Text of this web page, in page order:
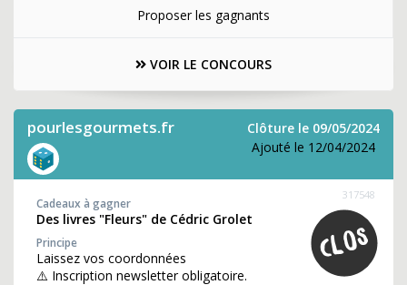
Proposer les gagnants
VOIR LE CONCOURS
pourlesgourmets.fr
Clôture le 09/05/2024
Ajouté le 12/04/2024
317548
Cadeaux à gagner
Des livres "Fleurs" de Cédric Grolet
Principe
Laissez vos coordonnées
⚠️ Inscription newsletter obligatoire.